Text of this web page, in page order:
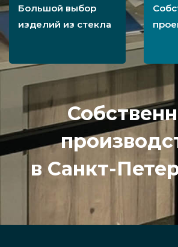
Большой выбор
изделий из стекла
в Санкт-